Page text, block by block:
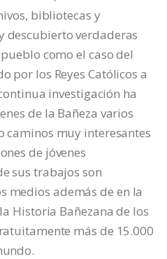
bibliotecas y
descubierto verdaderas
como el caso del
por los Reyes Católicos a
investigación ha
de la Bañeza varios
caminos muy interesantes
de jóvenes
sus trabajos son
medios además de en la
Historia Bañezana de los
más de 15.000